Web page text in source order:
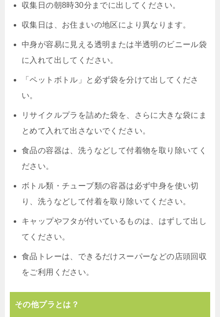
収集日の朝8時30分までに出してください。
収集日は、お住まいの地区により異なります。
中身が容易に見える透明または半透明のビニール袋
に入れて出してください。
「ペットボトル」と必ず袋を分けて出してくださ
い。
リサイクルプラを詰めた袋を、さらに大きな袋にま
とめて入れて出さないでください。
食品の容器は、洗うなどして付着物を取り除いてく
ださい。
ボトル類・チューブ類の容器は必ず中身を使い切
り、洗うなどして付着を取り除いてください。
キャップやフタが付いているものは、はずして出し
てください。
食品トレーは、できるだけスーパーなどの店頭回収
をご利用ください。
その他プラとは？